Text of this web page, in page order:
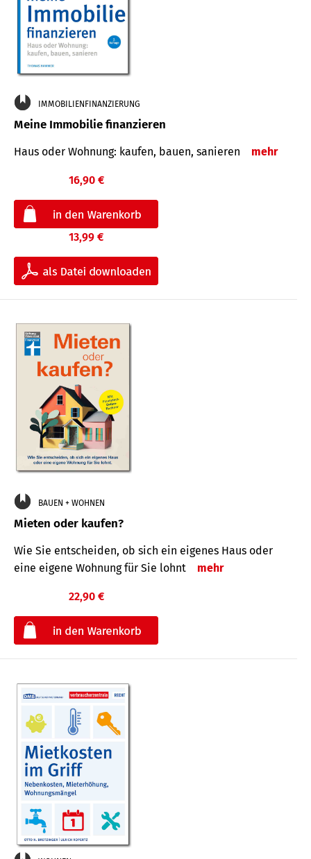
IMMOBILIENFINANZIERUNG
Meine Immobilie finanzieren
Haus oder Wohnung: kaufen, bauen, sanieren mehr
16,90 €
13,99 €
BAUEN + WOHNEN
Mieten oder kaufen?
Wie Sie entscheiden, ob sich ein eigenes Haus oder
eine eigene Wohnung für Sie lohnt
mehr
22,90 €